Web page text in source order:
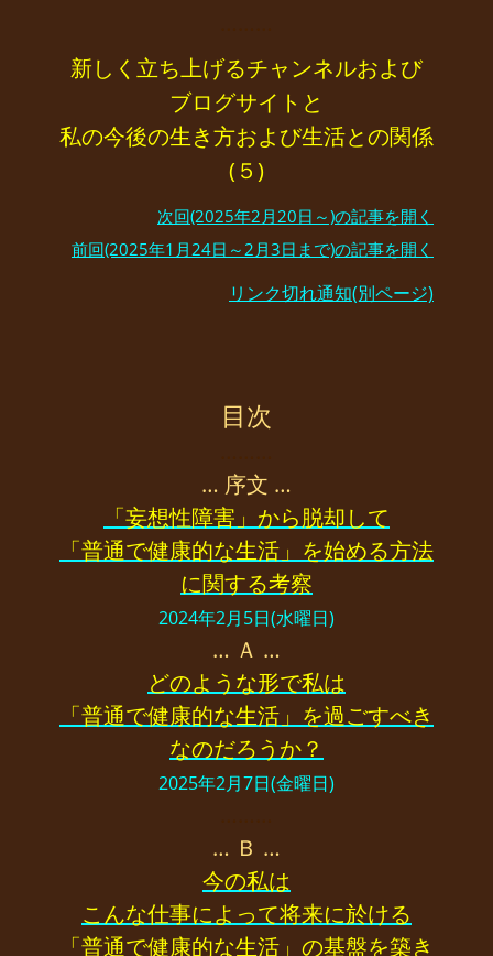
新しく立ち上げるチャンネルおよび
ブログサイトと
私の今後の生き方および生活との関係
(５)
次回(2025年2月20日～)の記事を開く
前回(2025年1月24日～2月3日まで)の記事を開く
リンク切れ通知(別ページ)
目次
… 序文 …
「妄想性障害」から脱却して
「普通で健康的な生活」を始める方法
に関する考察
2024年2月5日(水曜日)
… Ａ …
どのような形で私は
「普通で健康的な生活」を過ごすべき
なのだろうか？
2025年2月7日(金曜日)
… Ｂ …
今の私は
こんな仕事によって将来に於ける
「普通で健康的な生活」の基盤を築き